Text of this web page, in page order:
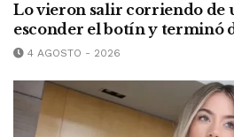
Lo vieron salir corriendo de
esconder el botín y terminó
4 AGOSTO - 2026